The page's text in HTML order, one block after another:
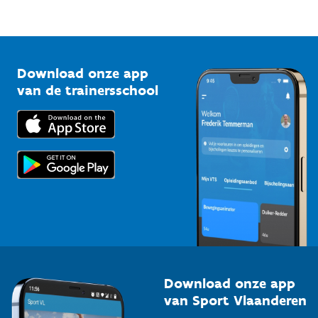
Bedrijven
Trainers en begeleiders
Topsporters
Vlaamse Trainersschool
Kennisplatform
Downloads
Voor de pers
Download onze app
van de trainersschool
Download onze app
van Sport Vlaanderen